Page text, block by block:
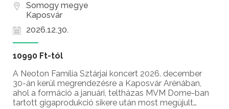
Somogy megye
Kaposvár
2026.12.30.
10990 Ft-tól
A Neoton Família Sztárjai koncert 2026. december
30-án kerül megrendezésre a Kaposvár Arénában,
ahol a formáció a januári, teltházas MVM Dome-ban
tartott gigaprodukció sikere után most megújult